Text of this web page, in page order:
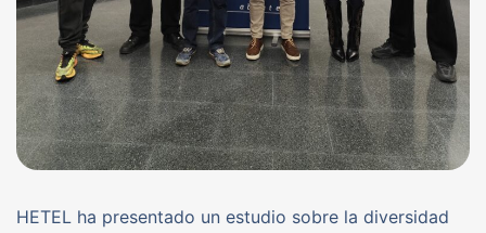
HETEL ha presentado un estudio sobre la diversidad